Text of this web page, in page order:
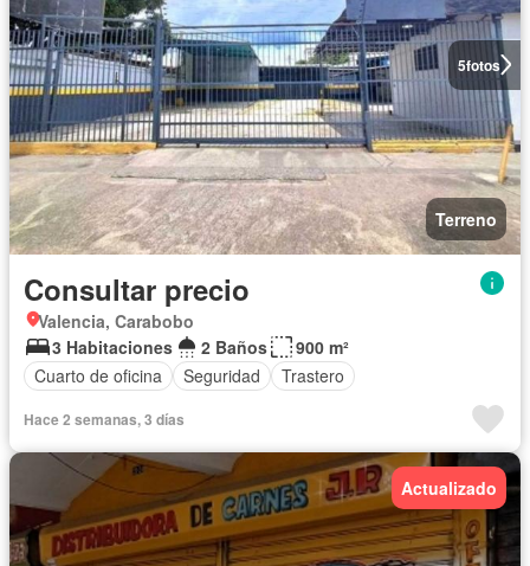
5fotos
Terreno
Consultar precio
Valencia, Carabobo
3 Habitaciones
2 Baños
900 m²
Cuarto de oficina
Seguridad Trastero
Hace 2 semanas, 3 días
Actualizado